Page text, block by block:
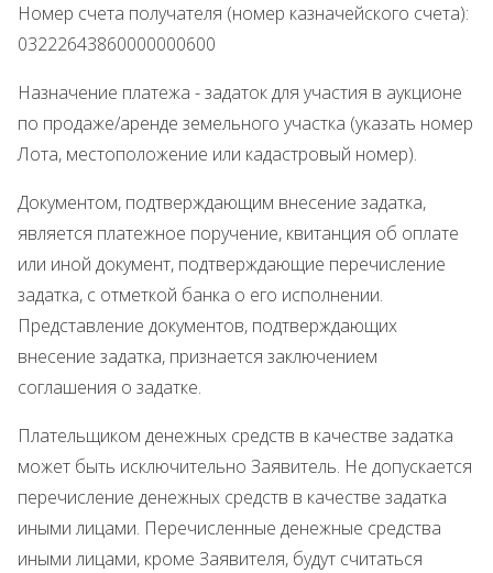
Номер счета получателя (номер казначейского счета):
03222643860000000600
Назначение платежа - задаток для участия в аукционе
по продаже/аренде земельного участка (указать номер
Лота, местоположение или кадастровый номер).
Документом, подтверждающим внесение задатка,
является платежное поручение, квитанция об оплате
или иной документ, подтверждающие перечисление
задатка, с отметкой банка о его исполнении.
Представление документов, подтверждающих
внесение задатка, признается заключением
соглашения о задатке.
Плательщиком денежных средств в качестве задатка
может быть исключительно Заявитель. Не допускается
перечисление денежных средств в качестве задатка
иными лицами. Перечисленные денежные средства
иными лицами, кроме Заявителя, будут считаться